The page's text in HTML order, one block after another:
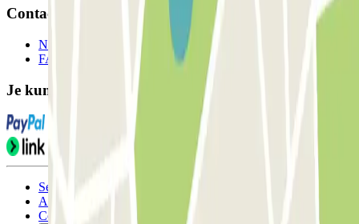
Contact
Neem contact met ons op
FAQ
Je kunt deze betaalmethoden gebruiken:
Servicevoorwaarden
Annuleringsvoorwaarden
Cookiebeleid